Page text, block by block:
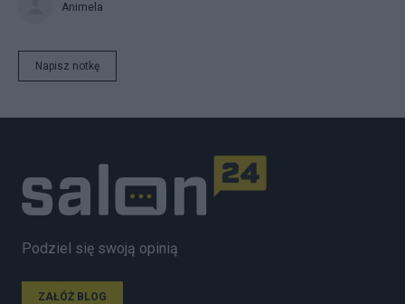
Animela
Napisz notkę
Podziel się swoją opinią
ZAŁÓŻ BLOG